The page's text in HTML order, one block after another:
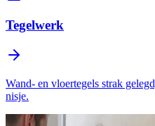
Tegelwerk
Wand- en vloertegels strak
nisje.